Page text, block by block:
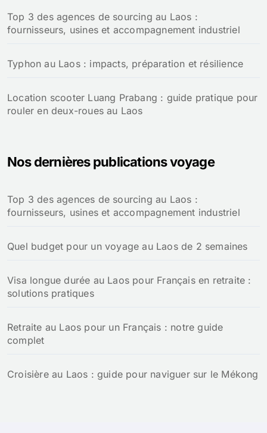
Top 3 des agences de sourcing au Laos :
fournisseurs, usines et accompagnement industriel
Typhon au Laos : impacts, préparation et résilience
Location scooter Luang Prabang : guide pratique pour
rouler en deux-roues au Laos
Nos dernières publications voyage
Top 3 des agences de sourcing au Laos :
fournisseurs, usines et accompagnement industriel
Quel budget pour un voyage au Laos de 2 semaines
Visa longue durée au Laos pour Français en retraite :
solutions pratiques
Retraite au Laos pour un Français : notre guide
complet
Croisière au Laos : guide pour naviguer sur le Mékong